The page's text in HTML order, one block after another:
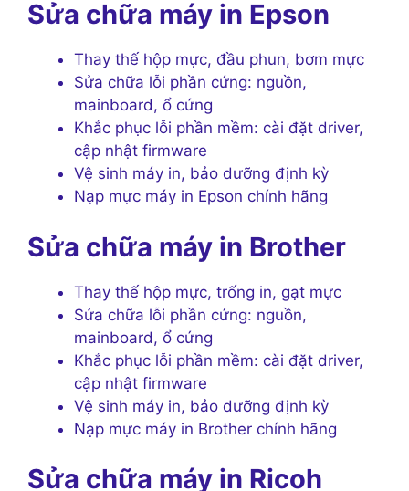
Sửa chữa máy in Epson
Thay thế hộp mực, đầu phun, bơm mực
Sửa chữa lỗi phần cứng: nguồn,
mainboard, ổ cứng
Khắc phục lỗi phần mềm: cài đặt driver,
cập nhật firmware
Vệ sinh máy in, bảo dưỡng định kỳ
Nạp mực máy in Epson chính hãng
Sửa chữa máy in Brother
Thay thế hộp mực, trống in, gạt mực
Sửa chữa lỗi phần cứng: nguồn,
mainboard, ổ cứng
Khắc phục lỗi phần mềm: cài đặt driver,
cập nhật firmware
Vệ sinh máy in, bảo dưỡng định kỳ
Nạp mực máy in Brother chính hãng
Sửa chữa máy in Ricoh